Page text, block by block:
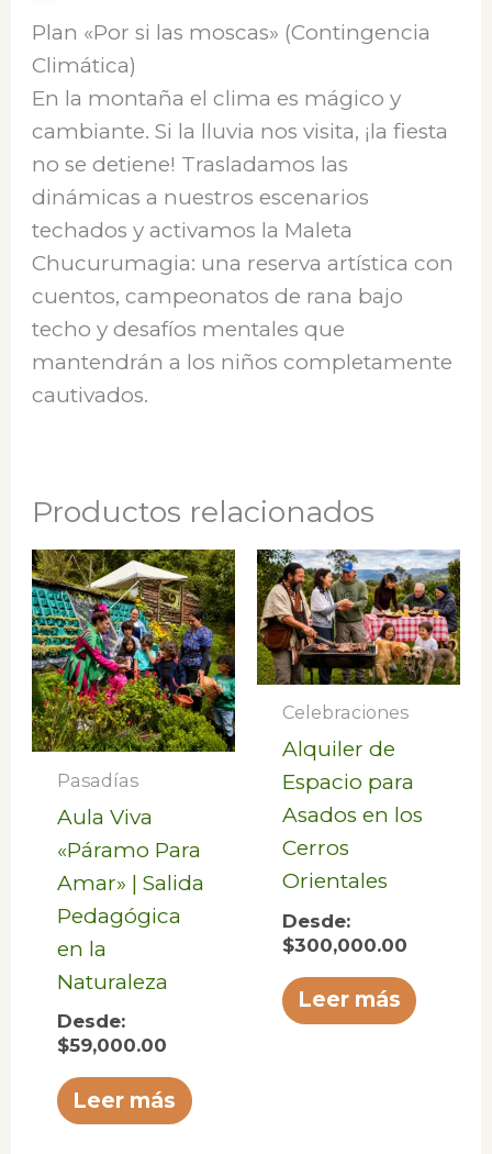
Plan «Por si las moscas» (Contingencia
Climática)
En la montaña el clima es mágico y
cambiante. Si la lluvia nos visita, ¡la fiesta
no se detiene! Trasladamos las
dinámicas a nuestros escenarios
techados y activamos la Maleta
Chucurumagia: una reserva artística con
cuentos, campeonatos de rana bajo
techo y desafíos mentales que
mantendrán a los niños completamente
cautivados.
Productos relacionados
Pasadías
Aula Viva
«Páramo Para
Amar» | Salida
Pedagógica
en la
Naturaleza
Desde:
$59,000.00
Leer más
Celebraciones
Alquiler de
Espacio para
Asados en los
Cerros
Orientales
Desde:
$300,000.00
Leer más